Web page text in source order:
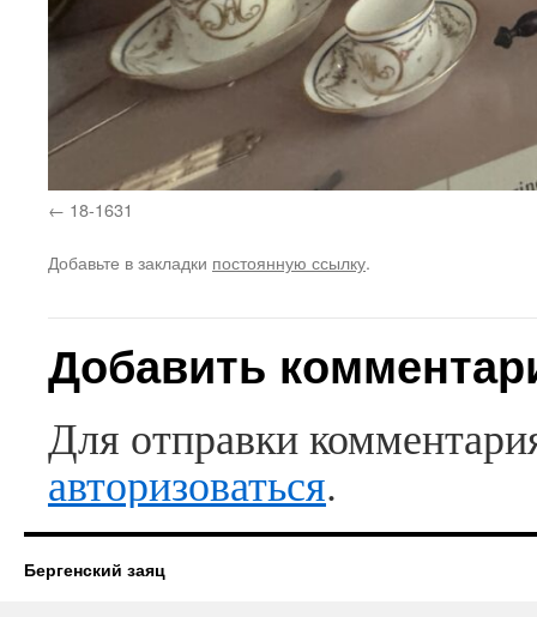
18-1631
Добавьте в закладки постоянную ссылку.
Добавить
Для отправки
авторизоваться.
Бергенский заяц